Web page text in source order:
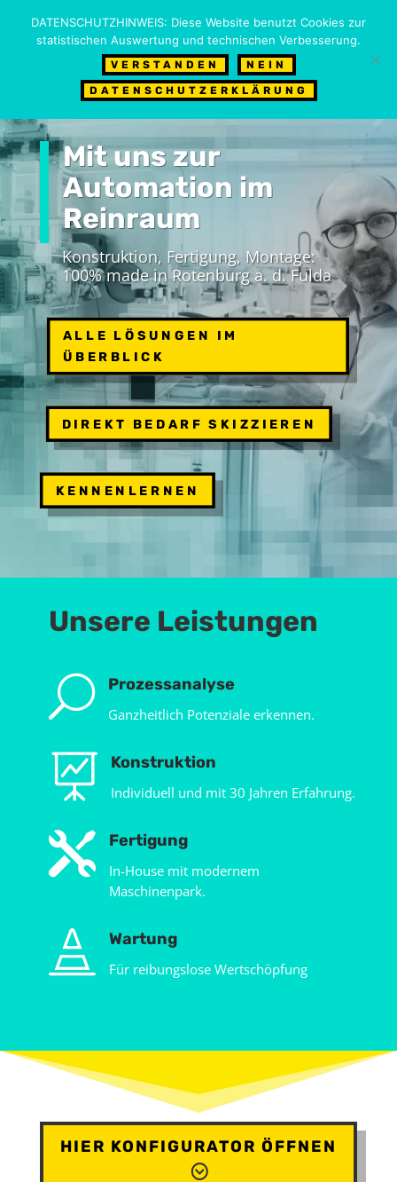
06623 – 923 66 0 info@mundinger.de
Mit uns zur
Automation im
Reinraum
Konstruktion, Fertigung, Montage:
100% made in Rotenburg a. d. Fulda
ALLE LÖSUNGEN IM
ÜBERBLICK
DIREKT BEDARF SKIZZIEREN
KENNENLERNEN
Unsere Leistungen
U Prozessanalyse
Ganzheitlich Potenziale erkennen.
 Konstruktion
Individuell und mit 30 Jahren Erfahrung.
 Fertigung
In-House mit modernem
Maschinenpark.
 Wartung
Für reibungslose Wertschöpfung
HIER KONFIGURATOR ÖFFNEN
;
DATENSCHUTZHINWEIS: Diese Website benutzt Cookies zur
statistischen Auswertung und technischen Verbesserung.
VERSTANDEN NEIN
DATENSCHUTZERKLÄRUNG